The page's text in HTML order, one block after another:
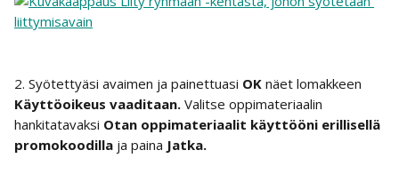
2. Syötettyäsi avaimen ja painettuasi OK näet lomakkeen
Käyttöoikeus vaaditaan. Valitse oppimateriaalin
hankitatavaksi Otan oppimateriaalit käyttööni erillisellä
promokoodilla ja paina Jatka.